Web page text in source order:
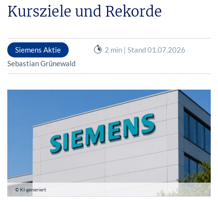
Kursziele und Rekorde
Siemens Aktie
2 min | Stand 01.07.2026
Sebastian Grünewald
© KI-generiert